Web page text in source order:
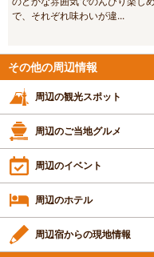
で、それぞれ味わいが違...
その他の周辺情報
周辺の観光スポット
周辺のご当地グルメ
周辺のイベント
周辺のホテル
周辺宿からの現地情報